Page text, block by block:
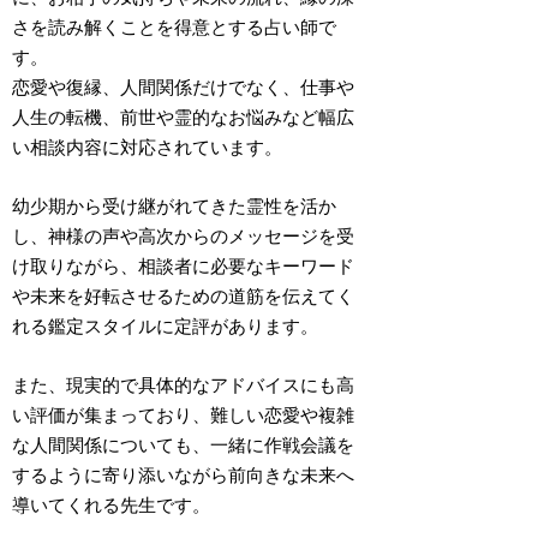
さを読み解くことを得意とする占い師で
す。
恋愛や復縁、人間関係だけでなく、仕事や
人生の転機、前世や霊的なお悩みなど幅広
い相談内容に対応されています。
幼少期から受け継がれてきた霊性を活か
し、神様の声や高次からのメッセージを受
け取りながら、相談者に必要なキーワード
や未来を好転させるための道筋を伝えてく
れる鑑定スタイルに定評があります。
また、現実的で具体的なアドバイスにも高
い評価が集まっており、難しい恋愛や複雑
な人間関係についても、一緒に作戦会議を
するように寄り添いながら前向きな未来へ
導いてくれる先生です。